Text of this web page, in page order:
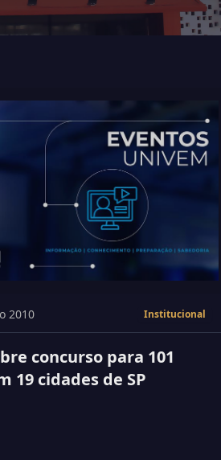
2010 Institucional
concurso para 101
19 cidades de SP